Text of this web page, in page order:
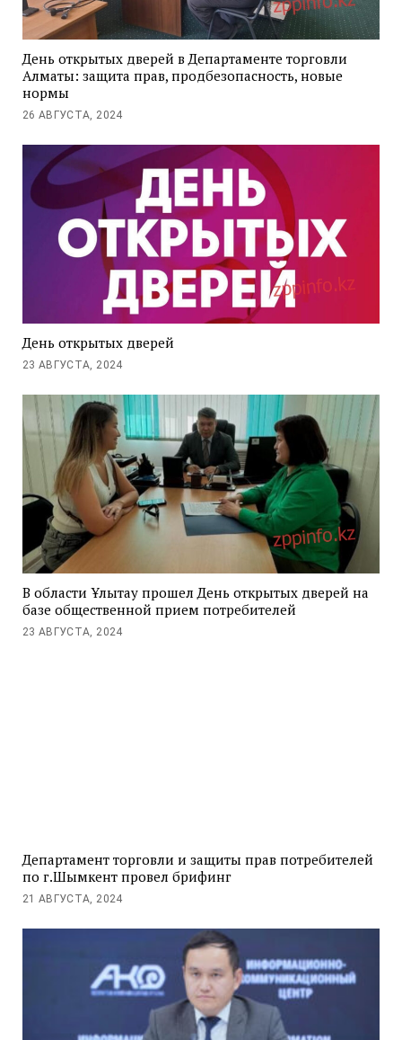
День открытых дверей в Департаменте торговли
Алматы: защита прав, продбезопасность, новые
нормы
26 АВГУСТА, 2024
День открытых дверей
23 АВГУСТА, 2024
В области Ұлытау прошел День открытых дверей на
базе общественной прием потребителей
23 АВГУСТА, 2024
Департамент торговли и защиты прав потребителей
по г.Шымкент провел брифинг
21 АВГУСТА, 2024